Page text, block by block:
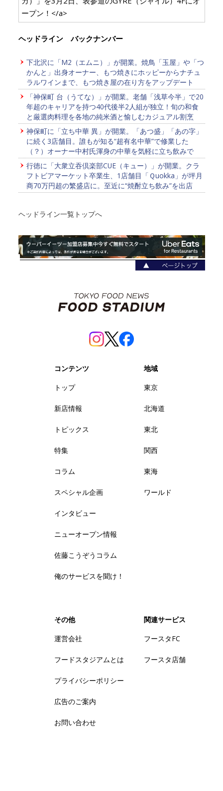
ープン！</a>
ヘッドライン バックナンバー
下北沢に「M2（エムニ）」が開業。焼鳥「玉屋」や「つ
かんと」出身オーナー、もつ焼きにホッピーからナチュ
ラルワインまで、もつ焼き屋の在り方をアップデート
「神保町 台（うてな）」が開業。老舗「浅草今半」で20
年超のキャリアを持つ40代後半2人組が独立！旬の和食
と厳選肉料理を各地の純米酒と愉しむカジュアル割烹
神保町に「立ち中華 異」が開業。「あつ盛」「あの字」
に続く3店舗目。誰もが知る“超有名中華”で修業した
（？）オーナー中村氏渾身の中華を気軽に立ち飲みで
行徳に「大衆立吞倶楽部CUE（キュー）」が開業。クラ
フトビアマーケット卒業生、1店舗目「Ｑuokka」が坪月
商70万円超の繁盛店に。至近に“焼酎立ち飲み”を出店
ヘッドライン一覧トップへ
コンテンツ
トップ
新店情報
トピックス
特集
コラム
スペシャル企画
インタビュー
ニューオープン情報
佐藤こうぞうコラム
俺のサービスを聞け！
地域
東京
北海道
東北
関西
東海
ワールド
その他
運営会社
フードスタジアムとは
プライバシーポリシー
広告のご案内
お問い合わせ
関連サービス
フースタFC
フースタ店舗